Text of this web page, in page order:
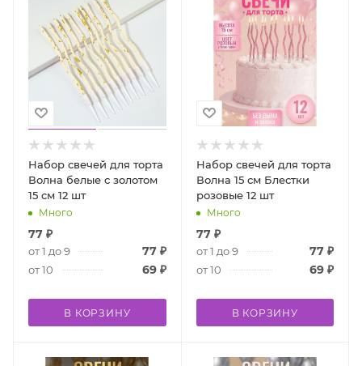
Набор свечей для торта
Волна белые с золотом
15 см 12 шт
Много
77 ₽
от 1 до 9 77₽
от 10 69₽
В КОРЗИНУ
Набор свечей для торта
Волна 15 см Блестки
розовые 12 шт
Много
77₽
от 1 до 9 77 ₽
от 10 69 ₽
В КОРЗИНУ